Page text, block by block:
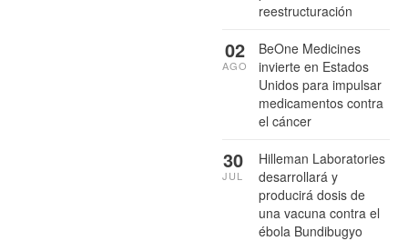
reestructuración
BeOne Medicines
invierte en Estados
Unidos para impulsar
medicamentos contra
el cáncer
02
AGO
Hilleman Laboratories
desarrollará y
producirá dosis de
una vacuna contra el
ébola Bundibugyo
30
JUL